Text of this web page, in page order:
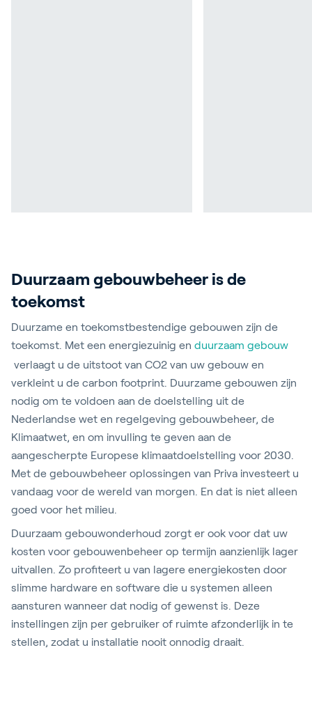
Duurzaam gebouwbeheer is de
toekomst
Duurzame en toekomstbestendige gebouwen zijn de
toekomst. Met een energiezuinig en duurzaam gebouw
verlaagt u de uitstoot van CO2 van uw gebouw en
verkleint u de carbon footprint. Duurzame gebouwen zijn
nodig om te voldoen aan de doelstelling uit de
Nederlandse wet en regelgeving gebouwbeheer, de
Klimaatwet, en om invulling te geven aan de
aangescherpte Europese klimaatdoelstelling voor 2030.
Met de gebouwbeheer oplossingen van Priva investeert u
vandaag voor de wereld van morgen. En dat is niet alleen
goed voor het milieu.
Duurzaam gebouwonderhoud zorgt er ook voor dat uw
kosten voor gebouwenbeheer op termijn aanzienlijk lager
uitvallen. Zo profiteert u van lagere energiekosten door
slimme hardware en software die u systemen alleen
aansturen wanneer dat nodig of gewenst is. Deze
instellingen zijn per gebruiker of ruimte afzonderlijk in te
stellen, zodat u installatie nooit onnodig draait.